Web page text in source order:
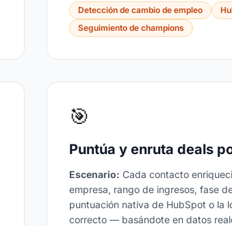
Detección de cambio de empleo
Seguimiento de champions
🎯
Puntúa y enruta deals
Escenario: Cada contacto
empresa, rango de ingresos, fase
puntuación nativa de HubSpot o la
correcto — basándote en datos